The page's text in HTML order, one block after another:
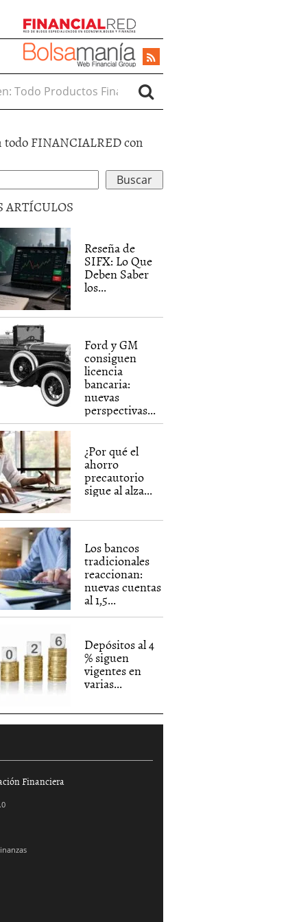
todo FINANCIALRED con
ARTÍCULOS
Reseña de
SIFX: Lo Que
Deben Saber
los...
Ford y GM
consiguen
licencia
bancaria:
nuevas
perspectivas...
¿Por qué el
ahorro
precautorio
sigue al alza...
Los bancos
tradicionales
reaccionan:
nuevas cuentas
al 1,5...
Depósitos al 4
% siguen
vigentes en
varias...
Financiera